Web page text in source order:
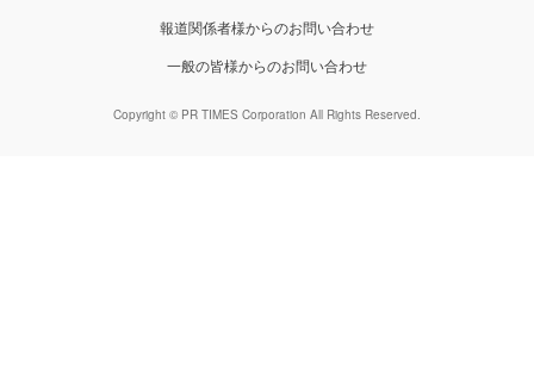
報道関係者様からのお問い合わせ
一般の皆様からのお問い合わせ
Copyright © PR TIMES Corporation All Rights Reserved.